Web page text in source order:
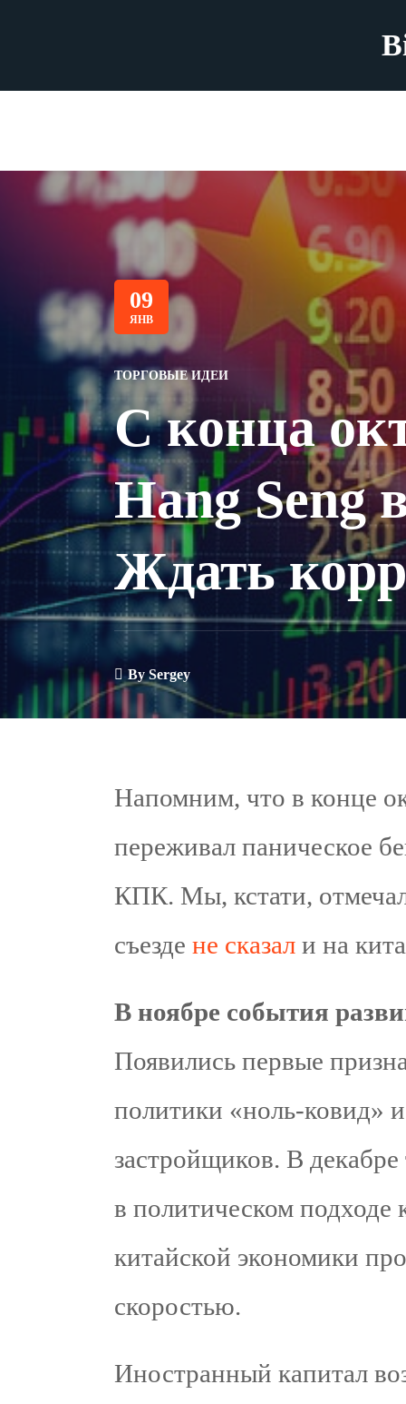
09
ЯНВ
ТОРГОВЫЕ ИДЕИ
С конца
Hang Seng
Ждать
BySergey
Напомним, что в конце
переживал паническое
КПК. Мы, кстати,
съезде не сказал и на
В ноябре события
Появились первые
политики «ноль-ковид»
застройщиков. В
в политическом подходе
китайской экономики
скоростью.
Иностранный капитал